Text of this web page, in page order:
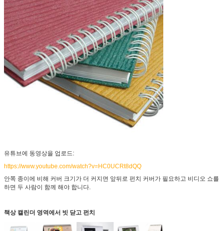
유튜브에 동영상을 업로드:
https://www.youtube.com/watch?v=HC0UCRt8dQQ
안쪽 종이에 비해 커버 크기가 더 커지면 앞뒤로 펀치 커버가 필요하고 비디오 쇼를
하면 두 사람이 함께 해야 합니다.
책상 캘린더 영역에서 빗 닫고 펀치